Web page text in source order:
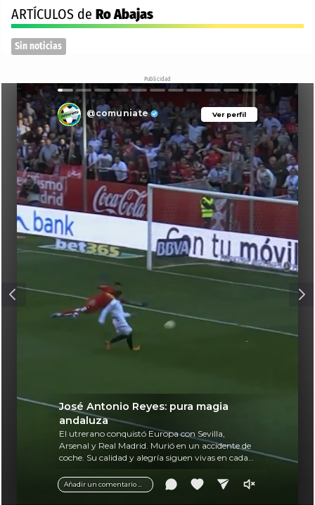
ARTÍCULOS de Ro Abajas
Sin noticias
Publicidad
Ver perfil
@comuniate Ver perfil
Añadir un comentario ...
José Antonio Reyes: pura magia
andaluza
El utrerano conquistó Europa con Sevilla,
Arsenal y Real Madrid. Murió en un accidente de
coche. Su calidad y alegría siguen vivas en cada